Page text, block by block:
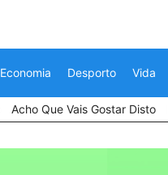
Economia Desporto Vida
Acho Que Vais Gostar Disto